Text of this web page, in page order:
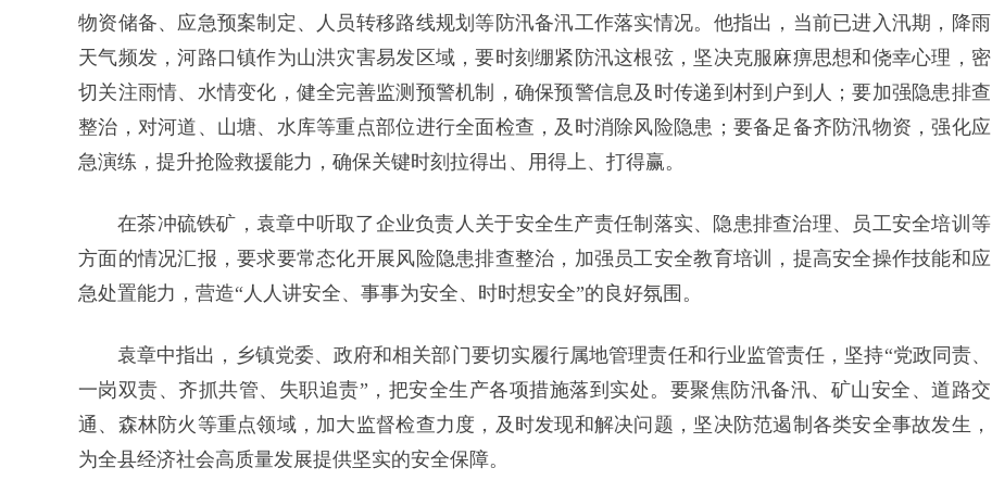
物资储备、应急预案制定、人员转移路线规划等防汛备汛工作落实情况。他指出，当前已进入汛期，降雨
天气频发，河路口镇作为山洪灾害易发区域，要时刻绷紧防汛这根弦，坚决克服麻痹思想和侥幸心理，密
切关注雨情、水情变化，健全完善监测预警机制，确保预警信息及时传递到村到户到人；要加强隐患排查
整治，对河道、山塘、水库等重点部位进行全面检查，及时消除风险隐患；要备足备齐防汛物资，强化应
急演练，提升抢险救援能力，确保关键时刻拉得出、用得上、打得赢。
在茶冲硫铁矿，袁章中听取了企业负责人关于安全生产责任制落实、隐患排查治理、员工安全培训等
方面的情况汇报，要求要常态化开展风险隐患排查整治，加强员工安全教育培训，提高安全操作技能和应
急处置能力，营造“人人讲安全、事事为安全、时时想安全”的良好氛围。
袁章中指出，乡镇党委、政府和相关部门要切实履行属地管理责任和行业监管责任，坚持“党政同责、
一岗双责、齐抓共管、失职追责”，把安全生产各项措施落到实处。要聚焦防汛备汛、矿山安全、道路交
通、森林防火等重点领域，加大监督检查力度，及时发现和解决问题，坚决防范遏制各类安全事故发生，
为全县经济社会高质量发展提供坚实的安全保障。